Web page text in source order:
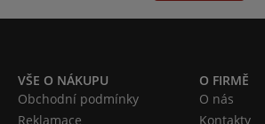
VŠE O NÁKUPU
Obchodní podmínky
Reklamace
O FIRMĚ
O nás
Kontakty